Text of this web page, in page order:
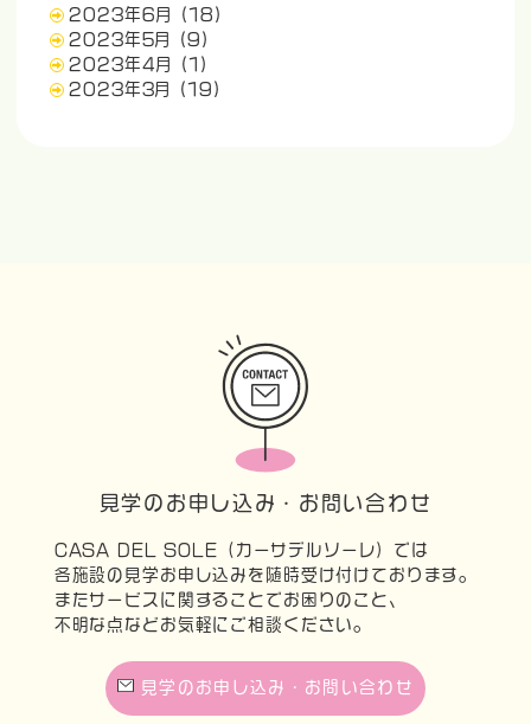
2023年6月
(18)
2023年5月
(9)
2023年4月
(1)
2023年3月
(19)
見学のお申し込み・お問い合わせ
CASA DEL SOLE（カーサデルソーレ）では
各施設の見学お申し込みを随時受け付けております。
またサービスに関することでお困りのこと、
不明な点などお気軽にご相談ください。
見学のお申し込み・お問い合わせ